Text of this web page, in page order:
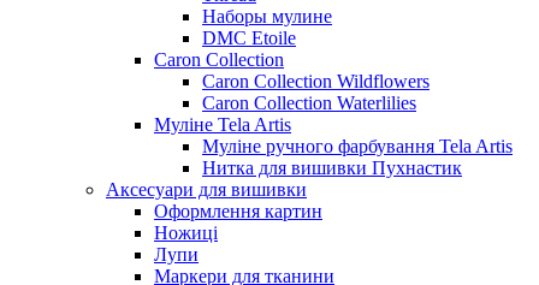
Наборы мулине
DMC Etoile
Caron Collection
Caron Collection Wildflowers
Caron Collection Waterlilies
Муліне Tela Artis
Муліне ручного фарбування Tela Artis
Нитка для вишивки Пухнастик
Аксесуари для вишивки
Оформлення картин
Ножиці
Лупи
Маркери для тканини